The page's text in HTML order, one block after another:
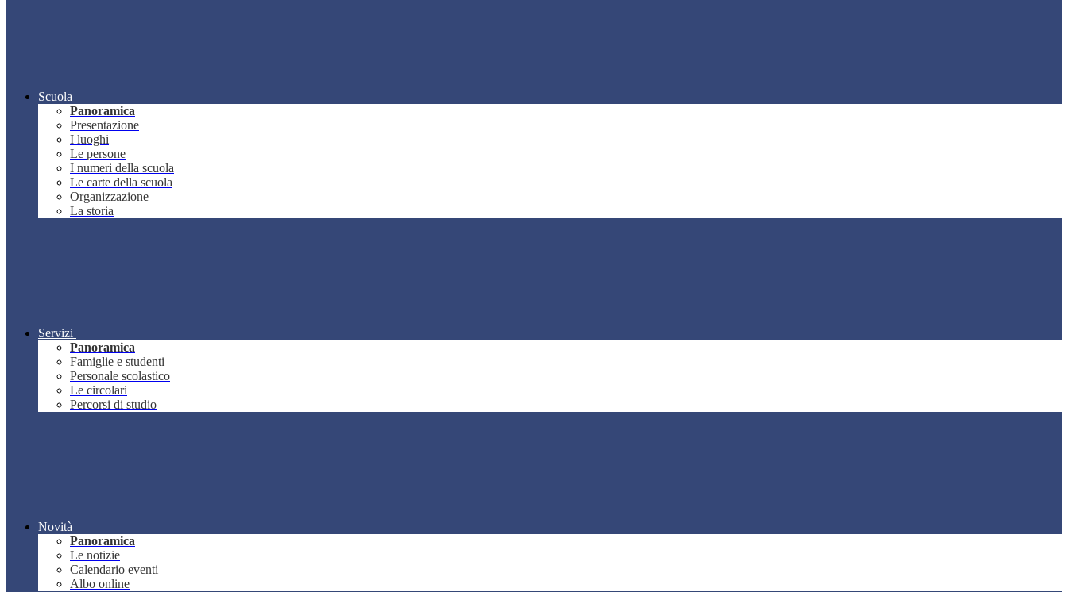
Scuola
Panoramica
Presentazione
I luoghi
Le persone
I numeri della scuola
Le carte della scuola
Organizzazione
La storia
Servizi
Panoramica
Famiglie e studenti
Personale scolastico
Le circolari
Percorsi di studio
Novità
Panoramica
Le notizie
Calendario eventi
Albo online